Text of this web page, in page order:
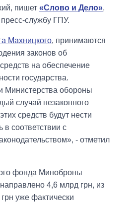
пишет «Слово и Дело»,
службу ГПУ.
Махницкого, принимаются
законов об
на обеспечение
государства.
Министерства обороны
случай незаконного
средств будут нести
в соответствии с
- отметил
фонда Миноброны
4,6 млрд грн, из
уже фактически